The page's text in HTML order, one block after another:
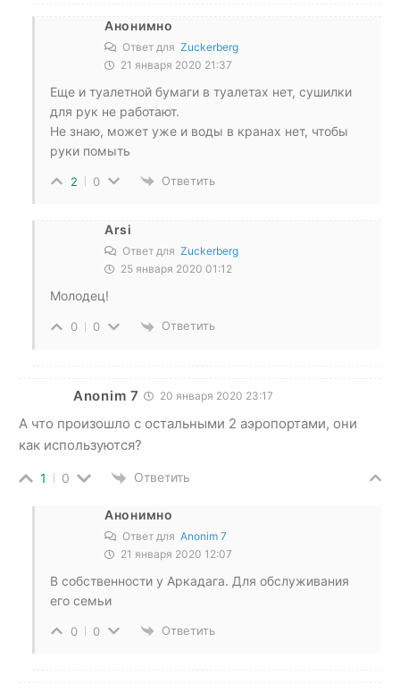
Анонимно
Ответ для Zuckerberg
21 января 2020 21:37
Еще и туалетной бумаги в туалетах нет, сушилки
для рук не работают.
Не знаю, может уже и воды в кранах нет, чтобы
руки помыть
2 0 Ответить
Arsi
Ответ для Zuckerberg
25 января 2020 01:12
Молодец!
0 0 Ответить
Anonim 7 20 января 2020 23:17
А что произошло с остальными 2 аэропортами, они
как используются?
1 0 Ответить
Анонимно
Ответ для Anonim 7
21 января 2020 12:07
В собственности у Аркадага. Для обслуживания
его семьи
0 0 Ответить